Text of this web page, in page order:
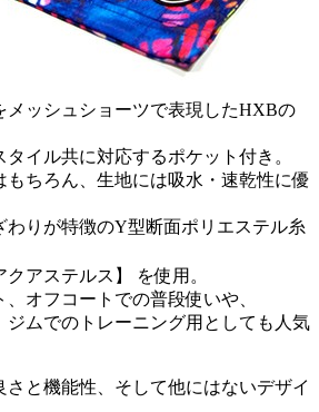
メッシュショーツで表現したHXBの
イル共に対応するポケット付き。
もちろん、生地には吸水・速乾性に優
わりが特徴のY型断面ポリエステル糸
クアステルス】 を使用。
オフコートでの普段使いや、
ジムでのトレーニング用としても人気
と機能性、そして他にはないデザイ